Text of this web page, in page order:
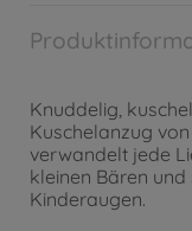
Knuddelig,
Kuschelanzug
verwandelt jede
kleinen Bären
Kinderaugen.